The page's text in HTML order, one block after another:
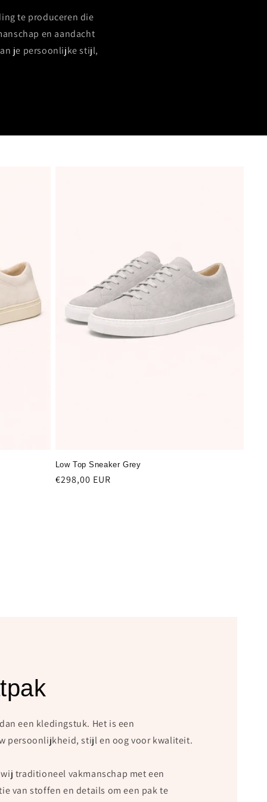
te produceren die
en aandacht
je persoonlijke stijl,
Low Top Sneaker Grey
Regular
€298,00 EUR
een kledingstuk. Het is een
persoonlijkheid, stijl en oog voor kwaliteit.
traditioneel vakmanschap met een
van stoffen en details om een pak te